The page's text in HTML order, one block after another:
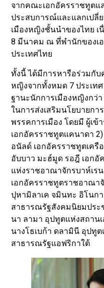
จากคณะเอกอัครราชทูต
ประสบการณ์และแลกเปลี่
เมืองหญิงชั้นนำของไทย
8 มีนาคม ณ ที่พำนักของเ
ประเทศไทย
ทั้งนี้ ได้มีการหารือร่วมกั
หญิงจากทั้งหมด 7 ประเท
ฐานะนักการเมืองหญิงกว่
ในการส่งเสริมนโยบายก
พรรคการเมือง โดยมี ผู้เข้
เอกอัครราชทูตแคนาดา
อนัลด์ เอกอัครราชทูตเครื
อับบาว มะฮ์มูด รอฎี เอก
แห่งราชอาณาจักรบาห์เรน
เอกอัครราชทูตราชอาณา
ปุหามิลาเค จมินทะ อิโนก
สาธารณรัฐสังคมนิยมประ
นา ลามา อุปทูตแห่งสถาน
นางโธเบก้า ดลามินี อุปทู
สาธารณรัฐแอฟริกาใต้